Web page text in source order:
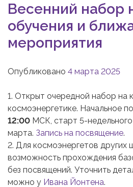
Весенний набор
обучения и
мероприятия
Опубликовано 4 марта 2025
1. Открыт очередной набор на
космоэнергетике. Начальное
12:00 МСК, старт 5-
марта. Запись на посвящение.
2. Для космоэнергетов других
возможность прохождения
без посвящений. Уточнить
можно у Ивана Йонтена.